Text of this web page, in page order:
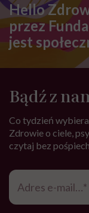
Hello
przez
jest
Bądź z
Co tydzień
Zdrowie o ciele,
czytaj bez
Adres
mail*